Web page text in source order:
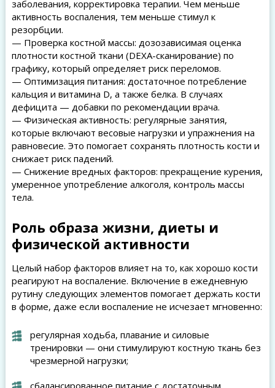
заболевания, корректировка терапии. Чем меньше
активность воспаления, тем меньше стимул к
резорбции.
— Проверка костной массы: дозозависимая оценка
плотности костной ткани (DEXA-сканирование) по
графику, который определяет риск переломов.
— Оптимизация питания: достаточное потребление
кальция и витамина D, а также белка. В случаях
дефицита — добавки по рекомендации врача.
— Физическая активность: регулярные занятия,
которые включают весовые нагрузки и упражнения на
равновесие. Это помогает сохранять плотность кости и
снижает риск падений.
— Снижение вредных факторов: прекращение курения,
умеренное употребление алкоголя, контроль массы
тела.
Роль образа жизни, диеты и
физической активности
Целый набор факторов влияет на то, как хорошо кости
реагируют на воспаление. Включение в ежедневную
рутину следующих элементов помогает держать кости
в форме, даже если воспаление не исчезает мгновенно:
регулярная ходьба, плавание и силовые
тренировки — они стимулируют костную ткань без
чрезмерной нагрузки;
сбалансированное питание с достаточным